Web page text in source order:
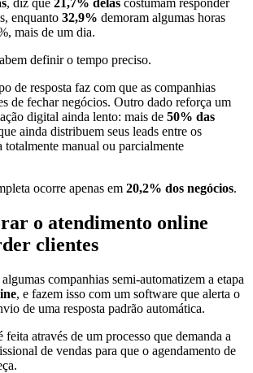
enquanto 32,9% demoram algumas horas
mais de um dia.
definir o tempo preciso.
de resposta faz com que as companhias
de fechar negócios. Outro dado reforça um
digital ainda lento: mais de 50% das
ainda distribuem seus leads entre os
totalmente manual ou parcialmente
ocorre apenas em 20,2% dos negócios.
o atendimento online
clientes
companhias semi-automatizem a etapa
, e fazem isso com um software que alerta o
de uma resposta padrão automática.
feita através de um processo que demanda a
de vendas para que o agendamento de